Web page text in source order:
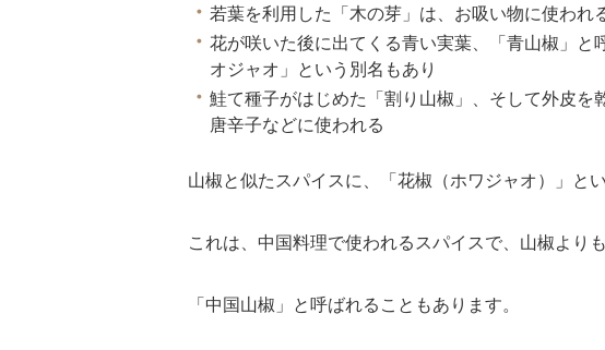
若葉を利用した「木の芽」は、お吸い物に使われ
花が咲いた後に出てくる青い実葉、「青山椒」と
オジャオ」という別名もあり
鮭て種子がはじめた「割り山椒」、そして外皮を
唐辛子などに使われる
山椒と似たスパイスに、「花椒（ホワジャオ）」と
これは、中国料理で使われるスパイスで、山椒より
「中国山椒」と呼ばれることもあります。